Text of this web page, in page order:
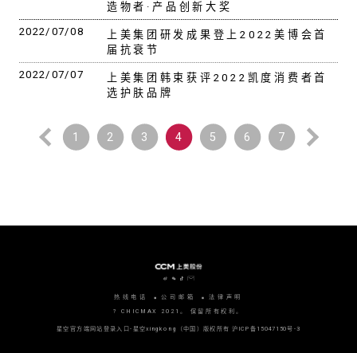
造物者·产品创新大奖
2022/07/08
上美集团研发成果登上2022美博会首
届抗衰节
2022/07/07 上美集团韩束获评2022凯度消费者首
选护肤品牌
1 2 3 4 5 6 7
热线电话 公司邮箱 法律声明
? CHICMAX 2021。 保留所有权利。
星空官方端网站登录入口-星空xingkong（中国）版权所有 沪ICP备15047150号-3